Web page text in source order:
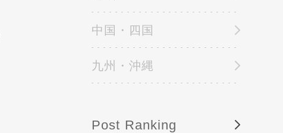
中国・四国
九州・沖縄
Post Ranking